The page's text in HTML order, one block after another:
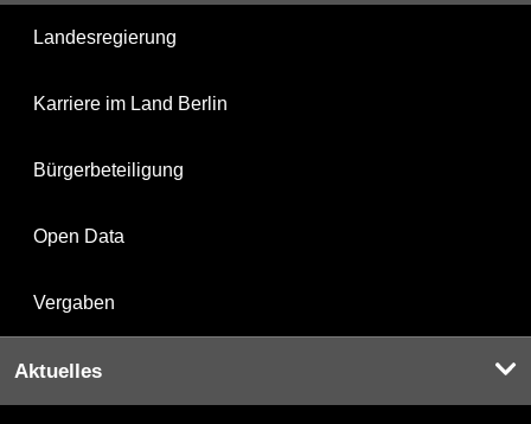
Landesregierung
Karriere im Land Berlin
Bürgerbeteiligung
Open Data
Vergaben
Aktuelles